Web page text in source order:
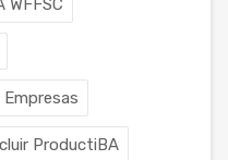
ProductiBA